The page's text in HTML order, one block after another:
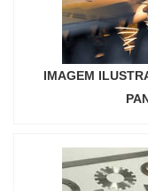
facas gráficas
qualidade e
um time de
empresa que tem
por toda
IMAGEM